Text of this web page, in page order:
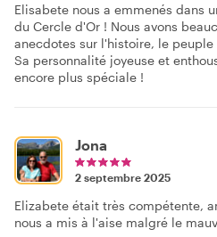
Elisabete nous a emmenés dans
du Cercle d'Or ! Nous avons
anecdotes sur l'histoire, le
Sa personnalité joyeuse et
encore plus spéciale !
Jona
2 septembre 2025
Elizabete était très compétente,
nous a mis à l'aise malgré le